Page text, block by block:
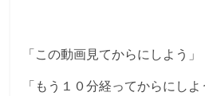
「この動画見てからにしよう」
「もう１０分経ってからにしよ